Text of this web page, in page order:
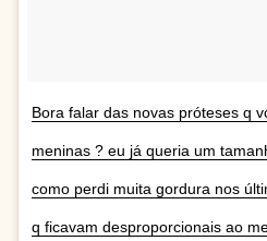
Bora falar das novas próteses q
meninas ? eu já queria um
como perdi muita gordura nos
q ficavam desproporcionais ao